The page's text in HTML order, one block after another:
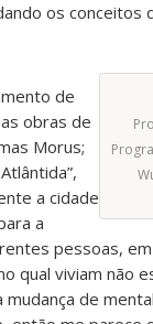
os conceitos
de
obras de
Morus;
a cidade
a
pessoas,
qual viviam não
de